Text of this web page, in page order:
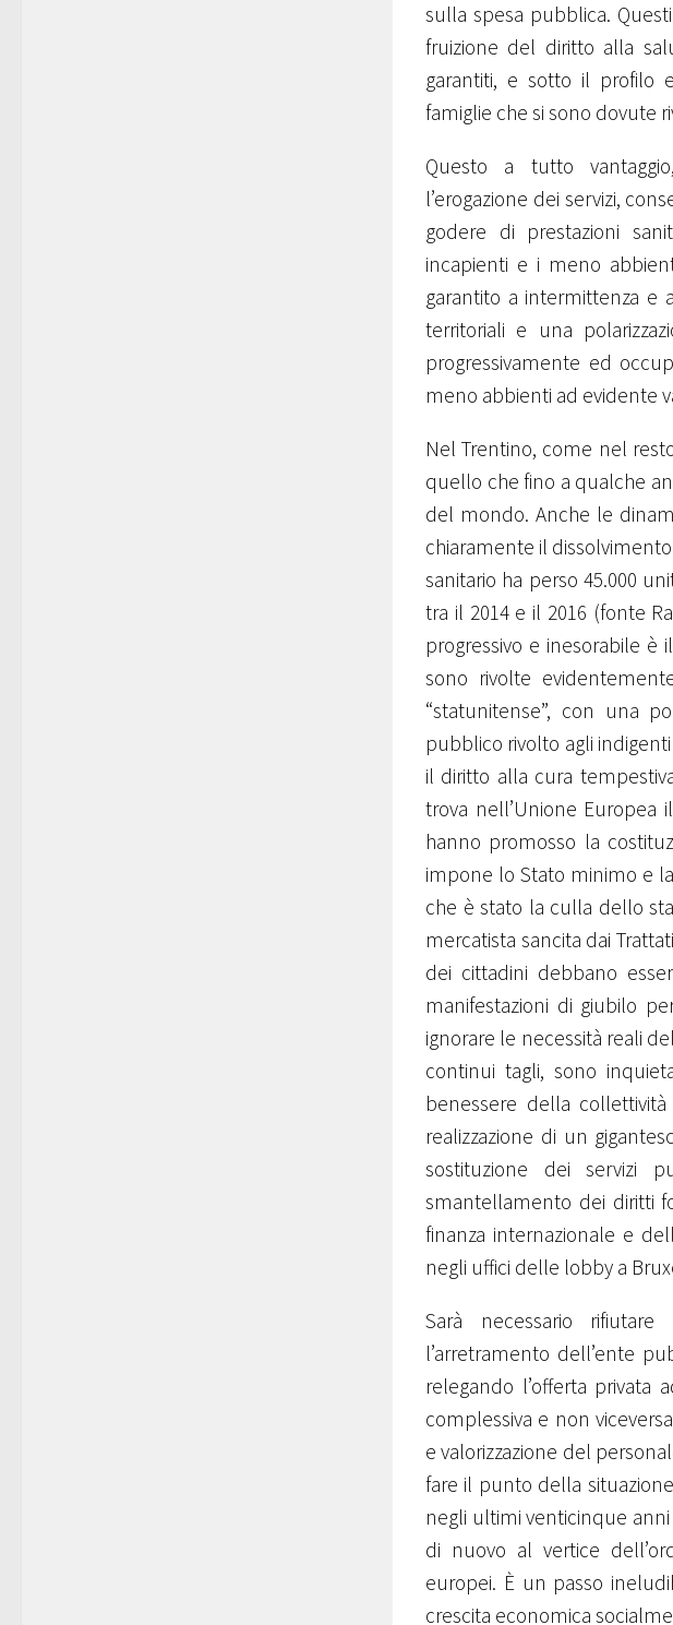
sulla spesa pubblica.
fruizione del diritto alla
garantiti, e sotto il profilo
famiglie che si sono dovute
Questo a tutto
l’erogazione dei servizi,
godere di prestazioni
incapienti e i meno
garantito a intermittenza e
territoriali e una
progressivamente ed
meno abbienti ad evidente
Nel Trentino, come nel
quello che fino a qualche
del mondo. Anche le
chiaramente il
sanitario ha perso 45.000
tra il 2014 e il 2016 (fonte
progressivo e inesorabile
sono rivolte
“statunitense”, con una
pubblico rivolto agli
il diritto alla cura
trova nell’Unione Europea
hanno promosso la
impone lo Stato minimo e
che è stato la culla dello
mercatista sancita dai
dei cittadini debbano
manifestazioni di giubilo
ignorare le necessità reali
continui tagli, sono
benessere della
realizzazione di un
sostituzione dei servizi
smantellamento dei diritti
finanza internazionale e
negli uffici delle lobby a
Sarà necessario
l’arretramento dell’ente
relegando l’offerta privata
complessiva e non
e valorizzazione del
fare il punto della
negli ultimi venticinque
di nuovo al vertice
europei. È un passo
crescita economica